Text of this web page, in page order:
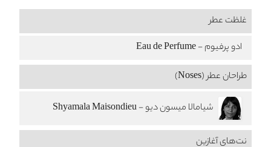
غلظت عطر
ادو پرفیوم - Eau de Perfume
طراحان عطر (Noses)
شیامالا میسون دیو - Shyamala Maisondieu
نت‌های آغازین